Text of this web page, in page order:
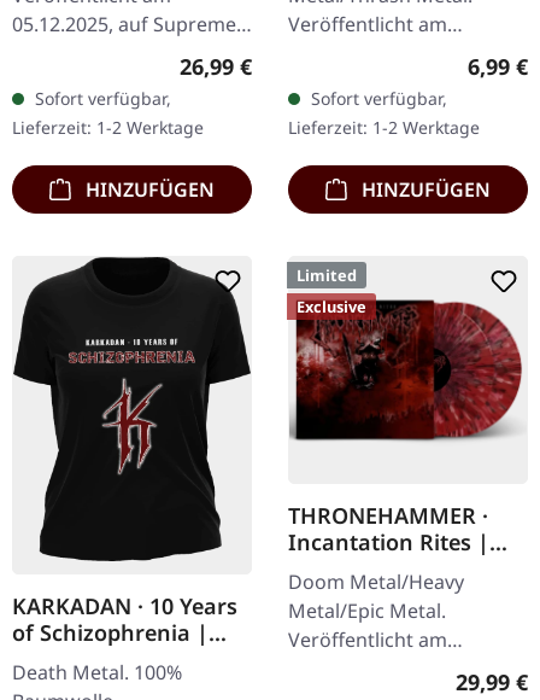
05.12.2025, auf Supreme
Clear/Braun "Zombified
Cream" marmoriertes
Vinyl. Limitiert auf 200…
Regulärer Preis:
26,99 €
Sofort verfügbar,
Lieferzeit: 1-2 Werktage
HINZUFÜGEN
Veröffentlicht am
08.08.2008, auf Supreme
Chaos Records. CD im
Jewelcase mit 8-seitigem
Booklet.…
6,99 €
Sofort verfügbar,
Lieferzeit: 1-2 Werktage
HINZUFÜGEN
KARKADAN · 10 Years
of Schizophrenia |
GIRLIE
Death Metal. 100%
Limited
Exclusive
THRONEHAMMER ·
Incantation Rites |
SPLATTER 2LP
Doom Metal/Heavy
Metal/Epic Metal.
Veröffentlicht am
21.10.2022, auf Supreme
29,99 €